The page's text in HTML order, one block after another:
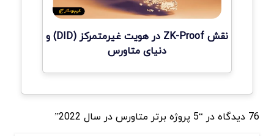
نقش ZK-Proof در هویت غیرمتمرکز (DID) و
دنیای متاورس
76 دیدگاه در “5 پروژه برتر متاورس در سال 2022”